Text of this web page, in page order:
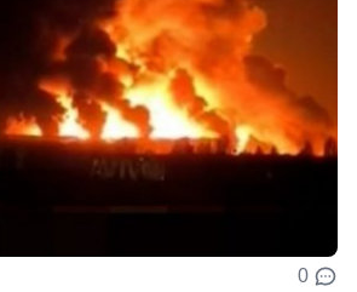
0